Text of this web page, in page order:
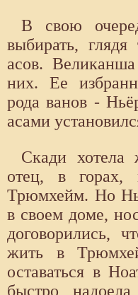
В свою
выбирать,
асов.
них. Ее
рода ванов -
асами
Скади
отец, в горах,
Трюмхейм. Но
в своем доме,
договорились,
жить в
оставаться в
быстро